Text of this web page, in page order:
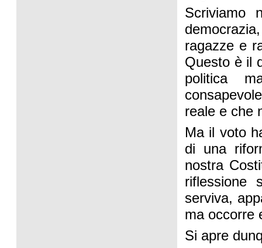
Scriviamo
ragazze e
Questo è il
politica
reale e che
Ma il voto
di una
nostra
riflessione
serviva,
ma occorre
Si apre